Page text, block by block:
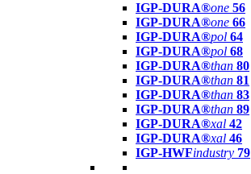
IGP-DURA®one 56
IGP-DURA®one 66
IGP-DURA®pol 64
IGP-DURA®pol 68
IGP-DURA®than 80
IGP-DURA®than 81
IGP-DURA®than 83
IGP-DURA®than 89
IGP-DURA®xal 42
IGP-DURA®xal 46
IGP-HWFindustry 79